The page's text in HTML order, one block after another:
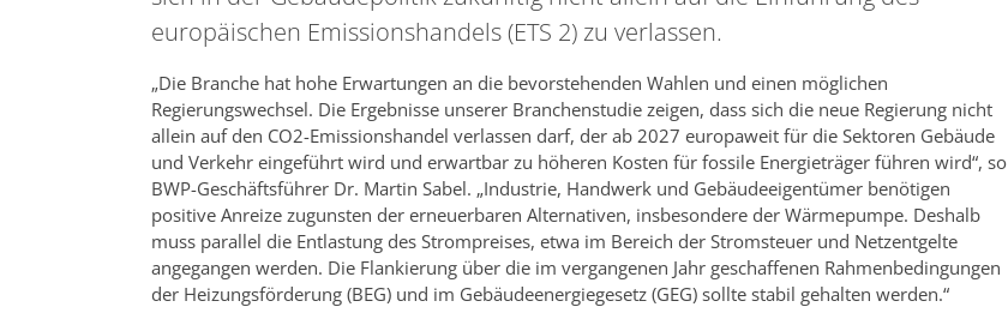
europäischen Emissionshandels (ETS 2) zu verlassen.
„Die Branche hat hohe Erwartungen an die bevorstehenden Wahlen und einen möglichen
Regierungswechsel. Die Ergebnisse unserer Branchenstudie zeigen, dass sich die neue Regierung nicht
allein auf den CO2-Emissionshandel verlassen darf, der ab 2027 europaweit für die Sektoren Gebäude
und Verkehr eingeführt wird und erwartbar zu höheren Kosten für fossile Energieträger führen wird“, so
BWP-Geschäftsführer Dr. Martin Sabel. „Industrie, Handwerk und Gebäudeeigentümer benötigen
positive Anreize zugunsten der erneuerbaren Alternativen, insbesondere der Wärmepumpe. Deshalb
muss parallel die Entlastung des Strompreises, etwa im Bereich der Stromsteuer und Netzentgelte
angegangen werden. Die Flankierung über die im vergangenen Jahr geschaffenen Rahmenbedingungen
der Heizungsförderung (BEG) und im Gebäudeenergiegesetz (GEG) sollte stabil gehalten werden.“